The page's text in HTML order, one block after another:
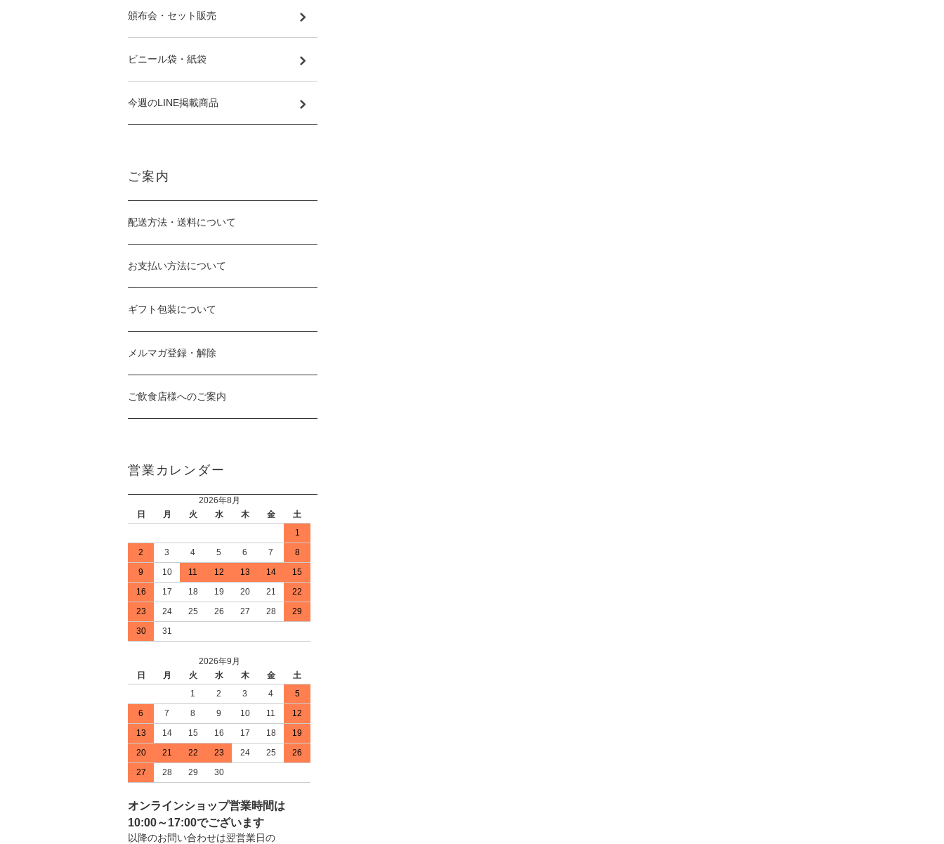
頒布会・セット販売
ビニール袋・紙袋
今週のLINE掲載商品
ご案内
配送方法・送料について
お支払い方法について
ギフト包装について
メルマガ登録・解除
ご飲食店様へのご案内
営業カレンダー
2026年8月
日
月 火 水 木 金
土
1
2
3 4 5 6 7
8
9
10 11 12 13 14
15
16
17 18 19 20 21
22
23
24 25 26 27 28
29
30
31
2026年9月
日
月 火 水 木 金
土
1
2 3 4
5
6
7 8 9 10 11
12
13
14 15 16 17 18
19
20
21 22 23 24 25
26
27
28 29 30
オンラインショップ営業時間は
10:00～17:00でございます
以降のお問い合わせは翌営業日の